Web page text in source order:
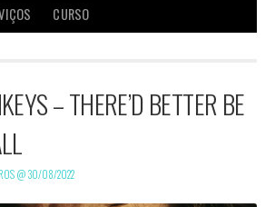
CURSO
– THERE’D BETTER BE
@30/08/2022